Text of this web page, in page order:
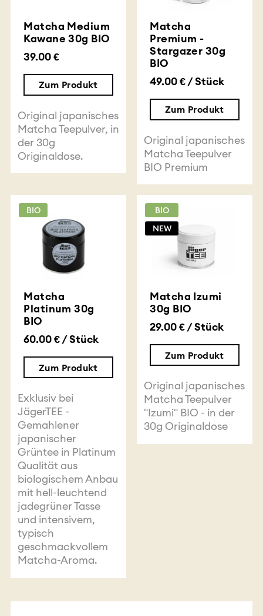
Matcha Medium
Kawane 30g BIO
39.00 €
Zum Produkt
Original japanisches
Matcha Teepulver, in
der 30g
Originaldose.
Matcha
Premium -
Stargazer 30g
BIO
49.00 € / Stück
Zum Produkt
Original japanisches
Matcha Teepulver
BIO Premium
BIO
Matcha
Platinum 30g
BIO
60.00 € / Stück
Zum Produkt
Exklusiv bei
JägerTEE -
Gemahlener
japanischer
Grüntee in Platinum
Qualität aus
biologischem Anbau
mit hell-leuchtend
jadegrüner Tasse
und intensivem,
typisch
geschmackvollem
Matcha-Aroma.
BIO
NEW
Matcha Izumi
30g BIO
29.00 € / Stück
Zum Produkt
Original japanisches
Matcha Teepulver
"Izumi" BIO - in der
30g Originaldose